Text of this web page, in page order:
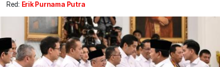
Red: Erik Purnama Putra